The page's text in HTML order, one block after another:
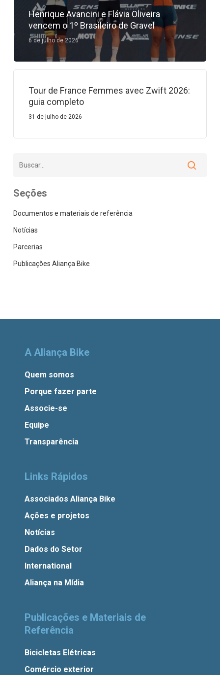
Henrique Avancini e Flávia Oliveira
vencem o 1º Brasileiro de Gravel
6 de julho de 2026
Tour de France Femmes avec Zwift 2026:
guia completo
31 de julho de 2026
Seções
Documentos e materiais de referência
Notícias
Parcerias
Publicações Aliança Bike
A Aliança Bike
Quem somos
Porque fazer parte
Associe-se
Equipe
Transparência
Links Rápidos
Associados Aliança Bike
Ações e projetos
Notícias
Dados do Setor
International
Aliança na Mídia
Publicações e Materiais de
Referência
Bicicletas Elétricas
Comércio exterior